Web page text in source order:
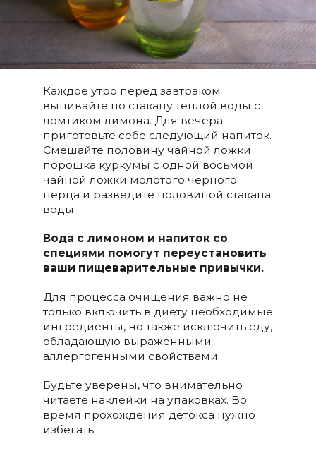
Каждое утро перед завтраком
выпивайте по стакану теплой воды с
ломтиком лимона. Для вечера
приготовьте себе следующий напиток.
Смешайте половину чайной ложки
порошка куркумы с одной восьмой
чайной ложки молотого черного
перца и разведите половиной стакана
воды.
Вода с лимоном и напиток со
специями помогут переустановить
ваши пищеварительные привычки.
Для процесса очищения важно не
только включить в диету необходимые
ингредиенты, но также исключить еду,
обладающую выраженными
аллергогенными свойствами.
Будьте уверены, что внимательно
читаете наклейки на упаковках. Во
время прохождения детокса нужно
избегать: